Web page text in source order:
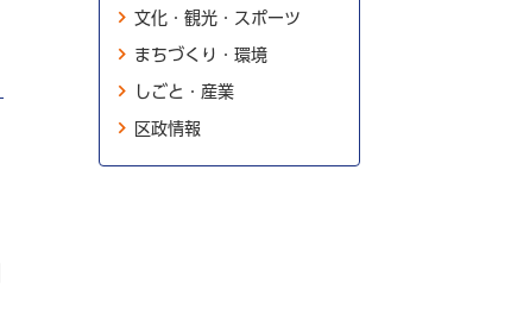
文化・観光・スポーツ
まちづくり・環境
しごと・産業
区政情報